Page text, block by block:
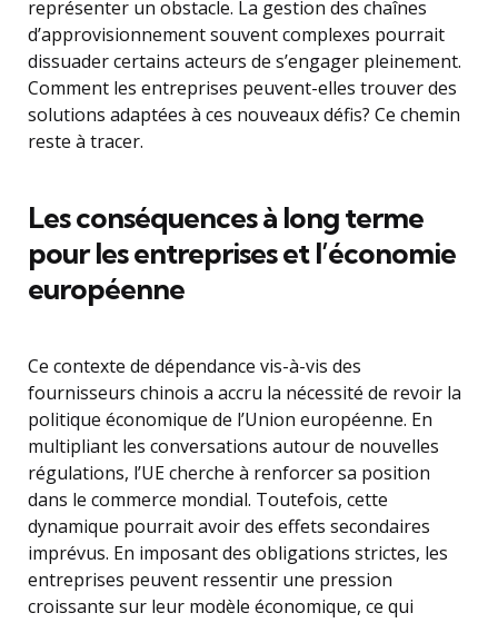
représenter un obstacle. La gestion des chaînes
d’approvisionnement souvent complexes pourrait
dissuader certains acteurs de s’engager pleinement.
Comment les entreprises peuvent-elles trouver des
solutions adaptées à ces nouveaux défis? Ce chemin
reste à tracer.
Les conséquences à long terme
pour les entreprises et l’économie
européenne
Ce contexte de dépendance vis-à-vis des
fournisseurs chinois a accru la nécessité de revoir la
politique économique de l’Union européenne. En
multipliant les conversations autour de nouvelles
régulations, l’UE cherche à renforcer sa position
dans le commerce mondial. Toutefois, cette
dynamique pourrait avoir des effets secondaires
imprévus. En imposant des obligations strictes, les
entreprises peuvent ressentir une pression
croissante sur leur modèle économique, ce qui